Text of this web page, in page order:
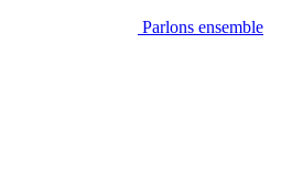
Parlons ensemble